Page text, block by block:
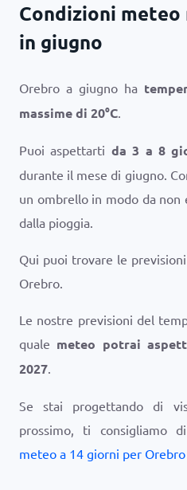
Condizioni meteo
in giugno
Orebro a giugno ha
massime di 20°C.
Puoi aspettarti da 3 a 8
durante il mese di giugno.
un ombrello in modo da non
dalla pioggia.
Qui puoi trovare le
Orebro.
Le nostre previsioni del
quale meteo potrai
2027.
Se stai progettando di
prossimo, ti consigliamo
meteo a 14 giorni per Orebro